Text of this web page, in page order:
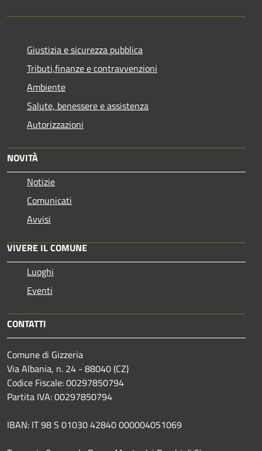
Giustizia e sicurezza pubblica
Tributi,finanze e contravvenzioni
Ambiente
Salute, benessere e assistenza
Autorizzazioni
NOVITÀ
Notizie
Comunicati
Avvisi
VIVERE IL COMUNE
Luoghi
Eventi
CONTATTI
Comune di Gizzeria
Via Albania, n. 24 - 88040 (CZ)
Codice Fiscale: 00297850794
Partita IVA: 00297850794
IBAN: IT 98 S 01030 42840 000004051069